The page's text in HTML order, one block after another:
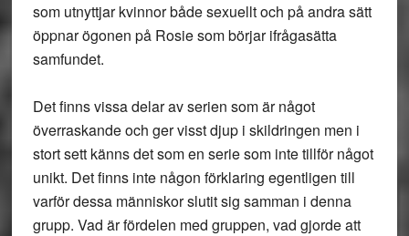
som utnyttjar kvinnor både sexuellt och på andra sätt
öppnar ögonen på Rosie som börjar ifrågasätta
samfundet.
Det finns vissa delar av serien som är något
överraskande och ger visst djup i skildringen men i
stort sett känns det som en serie som inte tillför något
unikt. Det finns inte någon förklaring egentligen till
varför dessa människor slutit sig samman i denna
grupp. Vad är fördelen med gruppen, vad gjorde att